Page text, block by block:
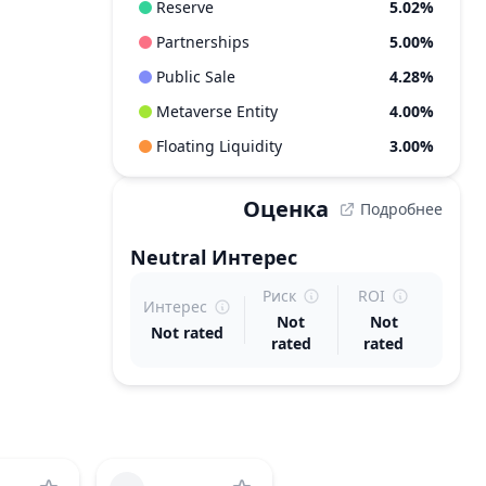
Reserve
5.02%
Partnerships
5.00%
Public Sale
4.28%
Metaverse Entity
4.00%
Floating Liquidity
3.00%
Оценка Подробнее
Neutral Интерес
Интерес
Not rated
Риск
Not
rated
ROI
Not
rated